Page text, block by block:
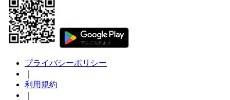
プライバシーポリシー
利用規約